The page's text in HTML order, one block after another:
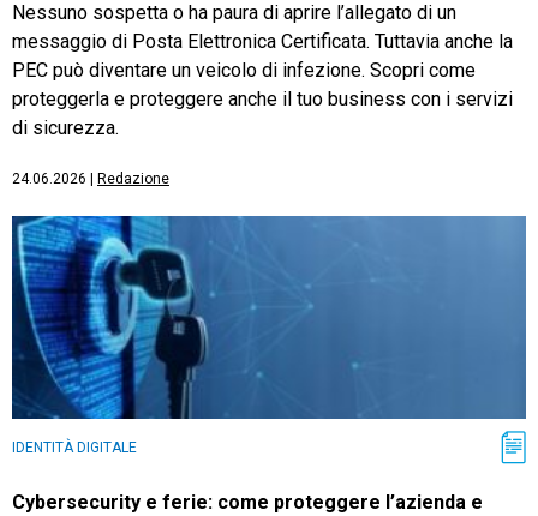
Nessuno sospetta o ha paura di aprire l’allegato di un
messaggio di Posta Elettronica Certificata. Tuttavia anche la
PEC può diventare un veicolo di infezione. Scopri come
proteggerla e proteggere anche il tuo business con i servizi
di sicurezza.
24.06.2026 Redazione
IDENTITÀ DIGITALE
Cybersecurity e ferie: come proteggere l’azienda e